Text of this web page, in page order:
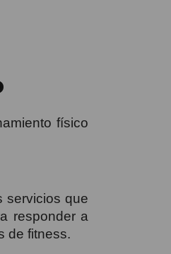
físico
servicios que
responder a
de fitness.